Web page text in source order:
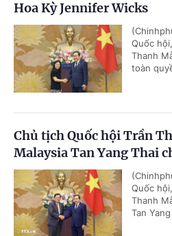
Hoa Kỳ Jennifer Wicks
Quốc
Thanh
toàn
Chủ tịch Quốc hội Trần
Malaysia Tan Yang Thai
Quốc
Thanh
Tan